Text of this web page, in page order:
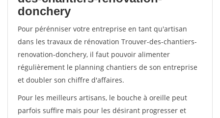
donchery
Pour pérénniser votre entreprise en tant qu'artisan
dans les travaux de rénovation Trouver-des-chantiers-
renovation-donchery, il faut pouvoir alimenter
régulièrement le planning chantiers de son entreprise
et doubler son chiffre d'affaires.
Pour les meilleurs artisans, le bouche à oreille peut
parfois suffire mais pour les désirant progresser et